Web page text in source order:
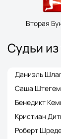
Вторая
Судьи
Даниэль
Саша
Бенедикт
Кристиан
Роберт